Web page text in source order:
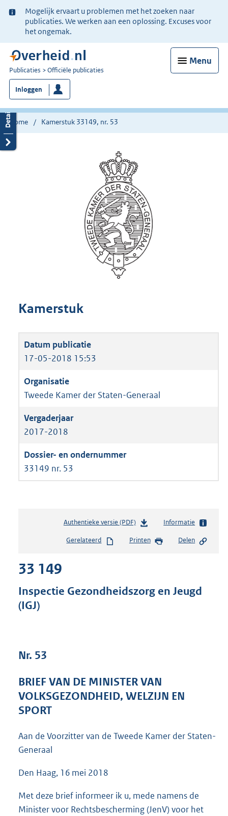
Ter
informatie:
Mogelijk ervaart u problemen met het zoeken naar
publicaties. We werken aan een oplossing. Excuses voor
het ongemak.
Menu
U
bent
nu
hier:
Publicaties Officiële publicaties
Inloggen
Home Kamerstuk 33149, nr. 53
Kamerstuk
17-05-2018 15:53
Tweede Kamer der Staten-Generaal
2017-2018
33149 nr. 53
Authentieke versie (PDF)b
s
s
:
4
Informatie
Gerelateerd Printen Delen
33 149
Inspectie Gezondheidszorg en Jeugd
(IGJ)
Nr. 53
BRIEF VAN DE MINISTER VAN
VOLKSGEZONDHEID, WELZIJN EN
SPORT
Aan de Voorzitter van de Tweede Kamer der Staten-
Generaal
Den Haag, 16 mei 2018
Met deze brief informeer ik u, mede namens de
Minister voor Rechtsbescherming (JenV) voor het